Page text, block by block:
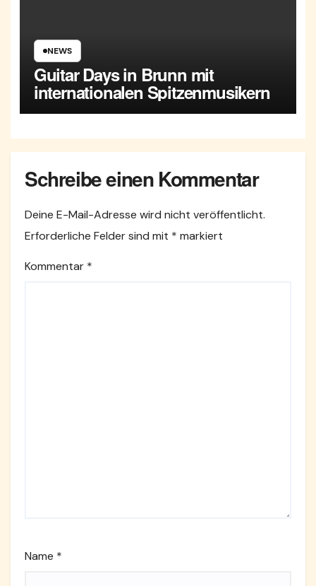
NEWS
Guitar Days in Brunn mit
internationalen Spitzenmusikern
Schreibe einen Kommentar
Deine E-Mail-Adresse wird nicht veröffentlicht.
Erforderliche Felder sind mit * markiert
Kommentar *
Name *